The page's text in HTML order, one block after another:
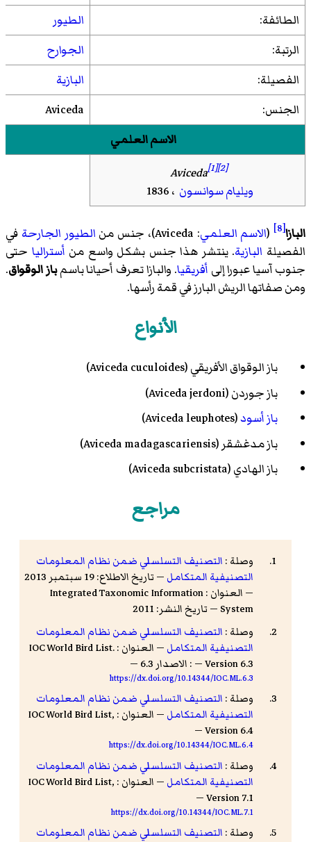
الطائفة:
الطيور
الرتبة:
الجوارح
الفصيلة:
البازية
الجنس:
Aviceda
الاسم العلمي
Aviceda[1][2]
ويليام سوانسون ، 1836
البازا[8]
(الاسم العلمي:
Aviceda)، جنس من الطيور الجارحة في
الفصيلة البازية. ينتشر هذا جنس بشكل واسع من أستراليا حتى
جنوب آسيا عبورا إلى أفريقيا. والبازا تعرف أحيانا باسمباز الوقواق.
ومن صفاتها الريش البارز في قمة رأسها.
الأنواع
باز الوقواق الأفريقي(Aviceda cuculoides)
باز جوردن(Aviceda jerdoni)
باز أسود(Aviceda leuphotes)
باز مدغشقر (Aviceda madagascariensis)
باز الهادي(Aviceda subcristata)
مراجع
وصلة : التصنيف التسلسلي ضمن نظام المعلومات
التصنيفية المتكامل
— تاريخ الاطلاع: 19 سبتمبر 2013
— العنوان : Integrated Taxonomic Information
System — تاريخ النشر: 2011
وصلة : التصنيف التسلسلي ضمن نظام المعلومات
التصنيفية المتكامل
— العنوان : IOC World Bird List.
Version 6.3 — : الاصدار 6.3 —
https://dx.doi.org/10.14344/IOC.ML.6.3
وصلة : التصنيف التسلسلي ضمن نظام المعلومات
التصنيفية المتكامل
— العنوان : IOC World Bird List,
Version 6.4 —
https://dx.doi.org/10.14344/IOC.ML.6.4
وصلة : التصنيف التسلسلي ضمن نظام المعلومات
التصنيفية المتكامل
— العنوان : IOC World Bird List,
Version 7.1 —
https://dx.doi.org/10.14344/IOC.ML.7.1
وصلة : التصنيف التسلسلي ضمن نظام المعلومات